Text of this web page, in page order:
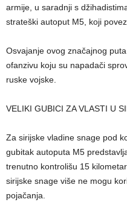
armije, u saradnji s
strateški autoput M5, koji
Osvajanje ovog značajnog
ofanzivu koju su napadači
ruske vojske.
VELIKI GUBICI ZA VLASTI U
Za sirijske vladine snage pod
gubitak autoputa M5
trenutno kontrolišu 15
sirijske snage više ne mogu
pojačanja.